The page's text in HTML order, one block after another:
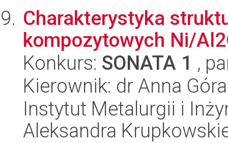
Charakterystyka
kompozytowych Ni/
Konkurs: SONATA 1 ,
Kierownik: dr Anna
Instytut Metalurgii i
Aleksandra